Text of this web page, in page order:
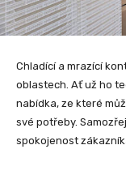
Chladící a mrazící
oblastech. Ať už ho
nabídka, ze které
své potřeby.
spokojenost